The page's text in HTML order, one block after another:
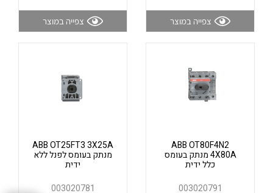
לכל מוצרי היצרן לכל מוצרי היצרן
צפייה במוצר צפייה במוצר
ABB OT80F4N2
4X80A מנתק בעומס
כלל ידית
003020791
ABB OT25FT3 3X25A
מנתק בעומס לפנל ללא
ידית
003020781